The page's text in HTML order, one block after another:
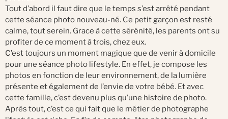
Tout d’abord il faut dire que le temps s’est arrêté pendant
cette séance photo nouveau-né. Ce petit garçon est resté
calme, tout serein. Grace à cette sérénité, les parents ont su
profiter de ce moment à trois, chez eux.
C’est toujours un moment magique que de venir à domicile
pour une séance photo lifestyle. En effet, je compose les
photos en fonction de leur environnement, de la lumière
présente et également de l’envie de votre bébé. Et avec
cette famille, c’est devenu plus qu’une histoire de photo.
Après tout, c’est ce qui fait que le métier de photographe